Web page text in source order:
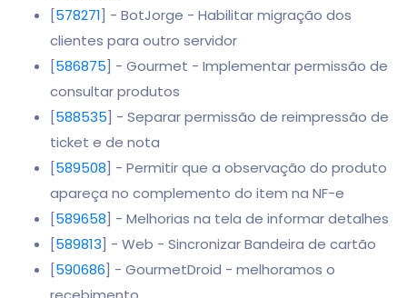
[578271] - BotJorge - Habilitar migração dos
clientes para outro servidor
[586875] - Gourmet - Implementar permissão de
consultar produtos
[588535] - Separar permissão de reimpressão de
ticket e de nota
[589508] - Permitir que a observação do produto
apareça no complemento do item na NF-e
[589658] - Melhorias na tela de informar detalhes
[589813] - Web - Sincronizar Bandeira de cartão
[590686] - GourmetDroid - melhoramos o